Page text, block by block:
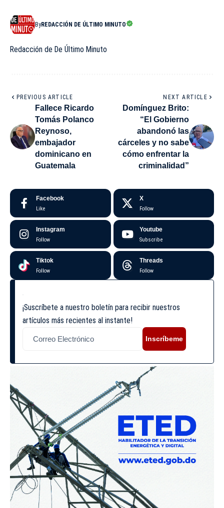
ByREDACCIÓN DE ÚLTIMO MINUTO
Redacción de De Último Minuto
PREVIOUS ARTICLE
Fallece Ricardo
Tomás Polanco
Reynoso,
embajador
dominicano en
Guatemala
NEXT ARTICLE
Domínguez Brito:
“El Gobierno
abandonó las
cárceles y no sabe
cómo enfrentar la
criminalidad”
Facebook
Like
X
Follow
Instagram
Follow
Youtube
Subscribe
Tiktok
Follow
Threads
Follow
¡Suscríbete a nuestro boletín para recibir nuestros
artículos más recientes al instante!
Inscríbeme